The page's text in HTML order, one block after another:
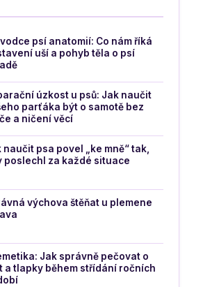
psí anatomií: Co nám říká
uší a pohyb těla o psí
úzkost u psů: Jak naučit
parťáka být o samotě bez
a ničení věcí
naučit psa povel „ke mně“ tak,
poslechl za každé situace
výchova štěňat u plemene
Jak správně pečovat o
a tlapky během střídání ročních